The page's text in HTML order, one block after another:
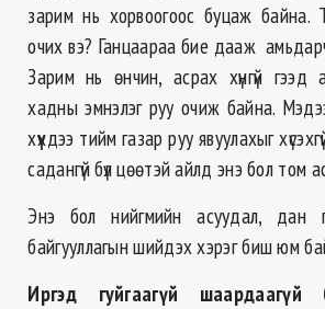
зарим нь хорвоогоос буцаж байна.
очих вэ? Ганцаараа бие дааж амьдарч
Зарим нь өнчин, асрах хүнгүй
хадны эмнэлэг руу очиж байна.
хүүхдээ тийм газар руу явуулахыг
садангүй бүл цөөтэй айлд энэ бол том
Энэ бол нийгмийн асуудал, дан
байгууллагын шийдэх хэрэг биш юм
Иргэд гуйгаагүй